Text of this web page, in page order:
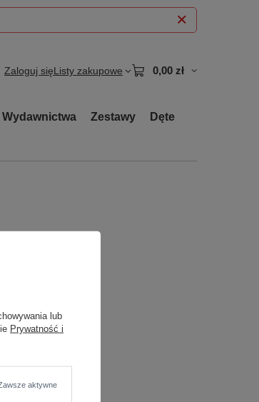
Zaloguj sięListy zakupowe 0,00 zł
Wydawnictwa Zestawy
Dęte
lub
Prywatność i
aktywne